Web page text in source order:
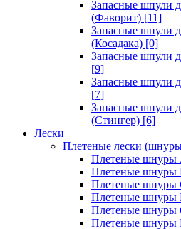
Запасные шпули
(Фаворит) [11]
Запасные шпули
(Косадака) [0]
Запасные шпули
[9]
Запасные шпули
[7]
Запасные шпули
(Стингер) [6]
Лески
Плетеные лески
Плетеные шнуры
Плетеные шнуры
Плетеные шнуры
Плетеные шнуры
Плетеные шнуры
Плетеные шнуры